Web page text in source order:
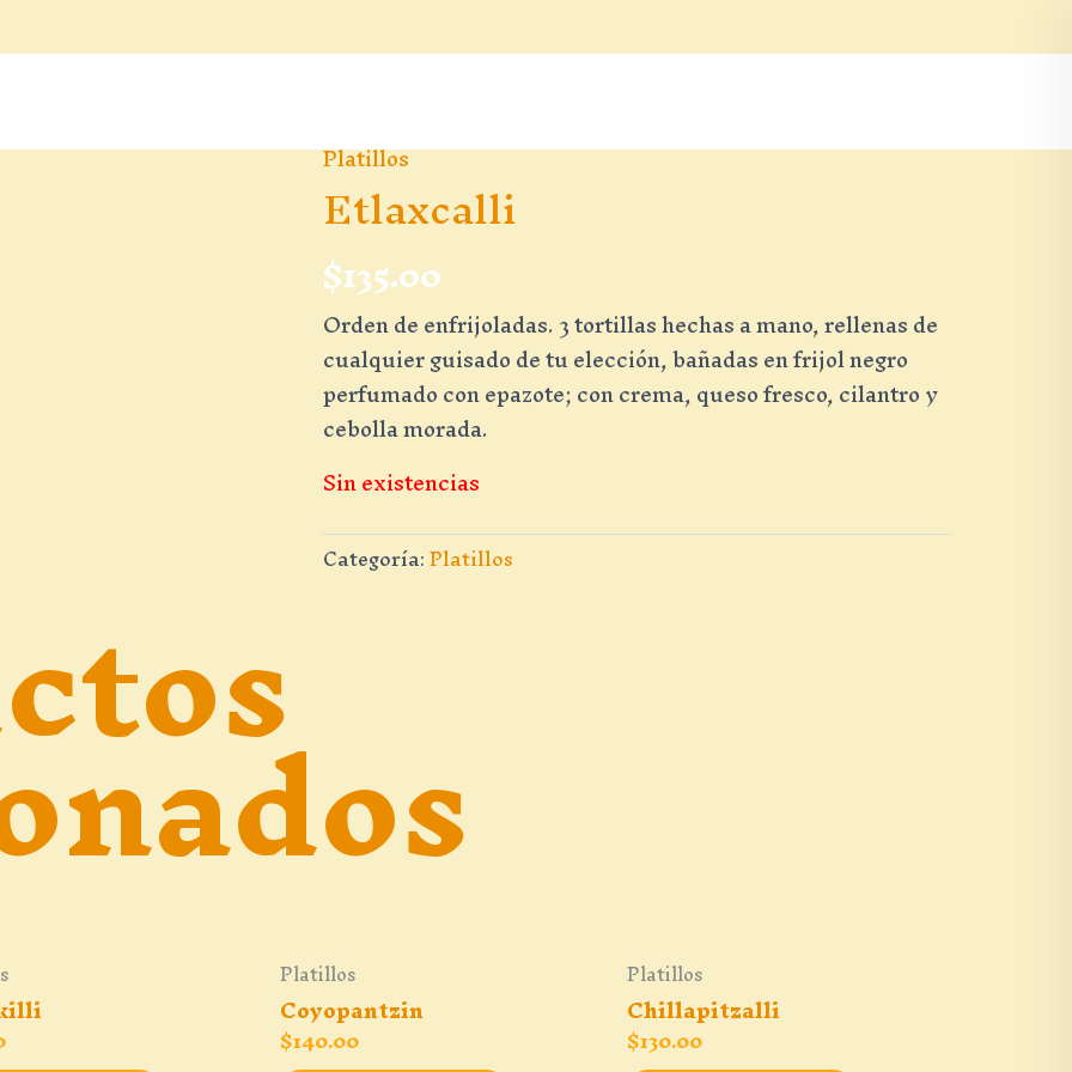
Platillos
Etlaxcalli
$135.00
Orden de enfrijoladas. 3 tortillas hechas a mano, rellenas de
cualquier guisado de tu elección, bañadas en frijol negro
perfumado con epazote; con crema, queso fresco, cilantro y
cebolla morada.
Sin existencias
Categoría:Platillos
Platillos
Coyopantzin
$140.00
Platillos
Chillapitzalli
$130.00